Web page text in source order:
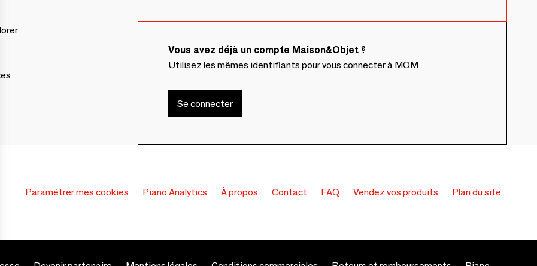
Vous avez déjà un compte Maison&Objet ?
Utilisez les mêmes identifiants pour vous connecter à MOM
Se connecter
Paramétrer mes cookies Piano Analytics À propos Contact FAQ Vendez vos produits Plan du site